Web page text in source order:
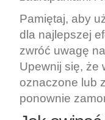
Pamiętaj, aby
dla najlepszej
zwróć uwagę
Upewnij się, że
oznaczone lub
ponownie